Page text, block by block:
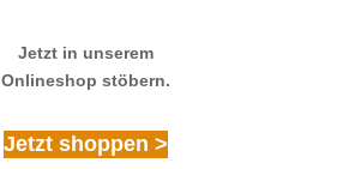
Jetzt in unserem
Onlineshop stöbern.
Jetzt shoppen >